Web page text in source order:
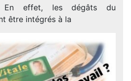
En effet, les dégâts du
être intégrés à la